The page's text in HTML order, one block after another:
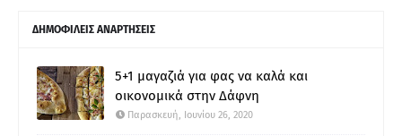
ΔΗΜΟΦΙΛΕΙΣ ΑΝΑΡΤΗΣΕΙΣ
5+1 μαγαζιά για φας να καλά και
οικονομικά στην Δάφνη
Παρασκευή, Ιουνίου 26, 2020